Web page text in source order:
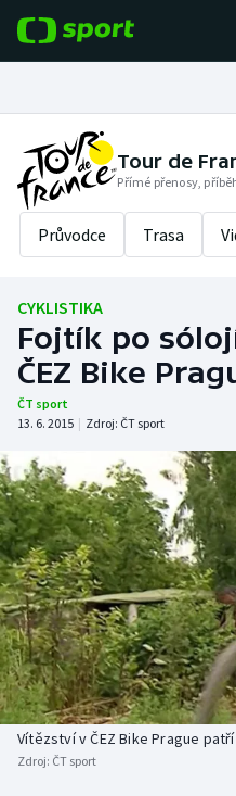
Fotbal
Hokej
Tenis
Cyklistika
DALŠÍ SPORTY
Baseball a softbal
Basketbal
Biatlon
Boby a skeleton
Box
Curling
Soutěže
Historické návraty
Aplikace ČT sport
AZ kvíz
Tour de
Přímé přenosy,
Průvodce Trasa
CYKLISTIKA
Fojtík po
ČEZ Bike
ČT sport
13. 6. 2015 | Zdroj: ČT sport
Vítězství v ČEZ Bike Prague
Zdroj: ČT sport